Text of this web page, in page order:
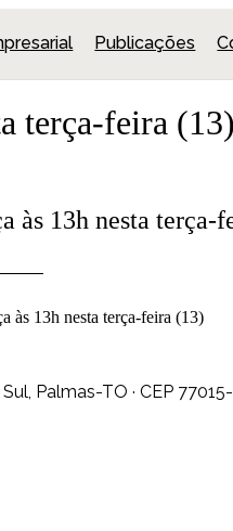
Publicações
terça-feira (13)
às 13h nesta terça-
às 13h nesta terça-feira (13)
Palmas-TO · CEP